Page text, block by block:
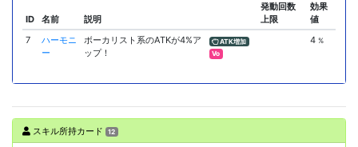
ID 名前 説明
発動回数
上限
効果
値
7
ハーモニ
ー
ボーカリスト系のATKが4%ア
ップ！
ATK増加
Vo
4%
スキル所持カード 12